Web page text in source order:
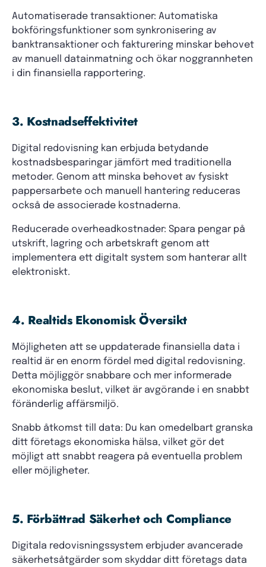
Automatiserade transaktioner: Automatiska
bokföringsfunktioner som synkronisering av
banktransaktioner och fakturering minskar behovet
av manuell datainmatning och ökar noggrannheten
i din finansiella rapportering.
3. Kostnadseffektivitet
Digital redovisning kan erbjuda betydande
kostnadsbesparingar jämfört med traditionella
metoder. Genom att minska behovet av fysiskt
pappersarbete och manuell hantering reduceras
också de associerade kostnaderna.
Reducerade overheadkostnader: Spara pengar på
utskrift, lagring och arbetskraft genom att
implementera ett digitalt system som hanterar allt
elektroniskt.
4. Realtids Ekonomisk Översikt
Möjligheten att se uppdaterade finansiella data i
realtid är en enorm fördel med digital redovisning.
Detta möjliggör snabbare och mer informerade
ekonomiska beslut, vilket är avgörande i en snabbt
föränderlig affärsmiljö.
Snabb åtkomst till data: Du kan omedelbart granska
ditt företags ekonomiska hälsa, vilket gör det
möjligt att snabbt reagera på eventuella problem
eller möjligheter.
5. Förbättrad Säkerhet och Compliance
Digitala redovisningssystem erbjuder avancerade
säkerhetsåtgärder som skyddar ditt företags data